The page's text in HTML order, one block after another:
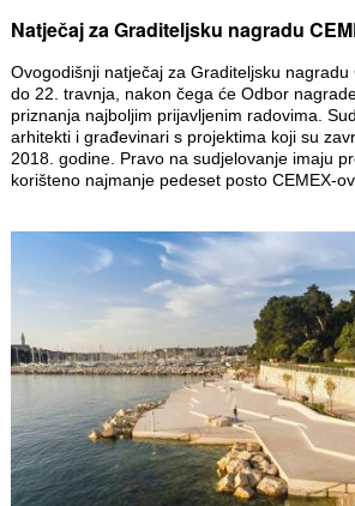
Natječaj za Graditeljsku nagradu
Ovogodišnji natječaj za Graditeljsku nagradu
do 22. travnja, nakon čega će Odbor
priznanja najboljim prijavljenim radovima.
arhitekti i građevinari s projektima koji su
2018. godine. Pravo na sudjelovanje imaju
korišteno najmanje pedeset posto CEMEX-